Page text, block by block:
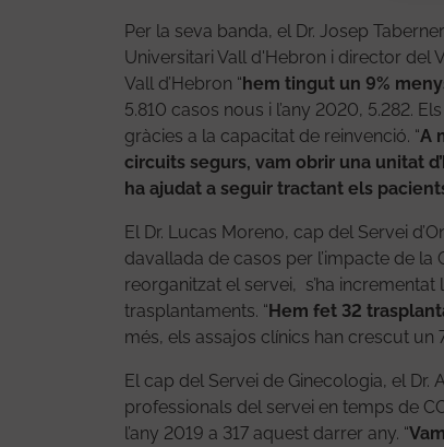
Per la seva banda, el Dr. Josep
Universitari Vall d'Hebron i director del
Vall d’Hebron “hem tingut un 9%
5.810 casos nous i l’any 2020, 5.282.
gràcies a la capacitat de reinvenció. “A
circuits segurs, vam obrir una unitat
ha ajudat a seguir tractant els
El Dr. Lucas Moreno, cap del Servei
davallada de casos per l’impacte de la
reorganitzat el servei, s’ha
trasplantaments. “Hem fet 32
més, els assajos clínics han crescut un
El cap del Servei de Ginecologia, el
professionals del servei en temps de
l’any 2019 a 317 aquest darrer any. “